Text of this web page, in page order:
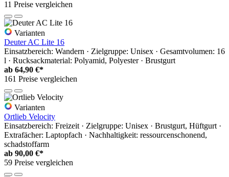
11 Preise vergleichen
Varianten
Deuter AC Lite 16
Einsatzbereich: Wandern · Zielgruppe: Unisex · Gesamtvolumen: 16
l · Rucksackmaterial: Polyamid, Polyester · Brustgurt
ab 64,90 €*
161 Preise vergleichen
Varianten
Ortlieb Velocity
Einsatzbereich: Freizeit · Zielgruppe: Unisex · Brustgurt, Hüftgurt ·
Extrafächer: Laptopfach · Nachhaltigkeit: ressourcenschonend,
schadstoffarm
ab 90,00 €*
59 Preise vergleichen